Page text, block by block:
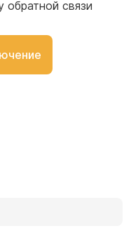
обратной связи